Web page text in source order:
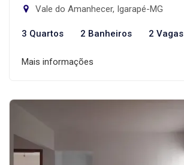
Vale do Amanhecer, Igarapé-MG
3 Quartos 2 Banheiros 2 Vagas
Mais informações